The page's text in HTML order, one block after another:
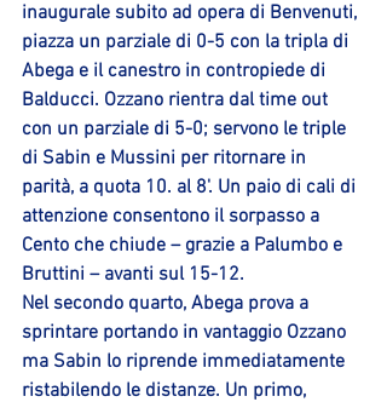
inaugurale subito ad opera di Benvenuti,
piazza un parziale di 0-5 con la tripla di
Abega e il canestro in contropiede di
Balducci. Ozzano rientra dal time out
con un parziale di 5-0; servono le triple
di Sabin e Mussini per ritornare in
parità, a quota 10. al 8'. Un paio di cali di
attenzione consentono il sorpasso a
Cento che chiude – grazie a Palumbo e
Bruttini – avanti sul 15-12.
Nel secondo quarto, Abega prova a
sprintare portando in vantaggio Ozzano
ma Sabin lo riprende immediatamente
ristabilendo le distanze. Un primo,